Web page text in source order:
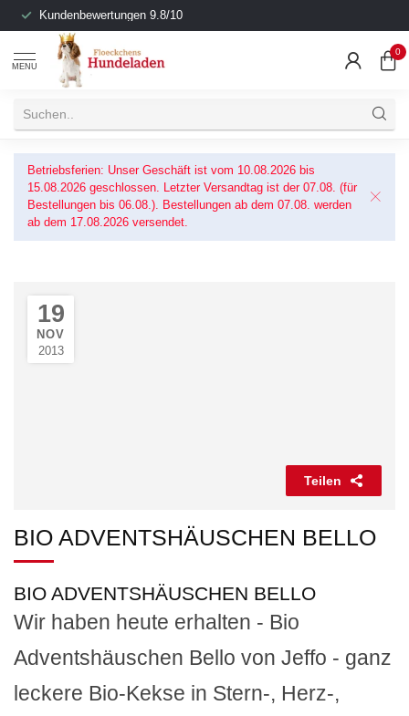
Kundenbewertungen 9.8/10
MENU
0
Betriebsferien: Unser Geschäft ist vom 10.08.2026 bis
15.08.2026 geschlossen. Letzter Versandtag ist der 07.08. (für
Bestellungen bis 06.08.). Bestellungen ab dem 07.08. werden
ab dem 17.08.2026 versendet.
19
NOV
2013
Teilen
BIO ADVENTSHÄUSCHEN BELLO
BIO ADVENTSHÄUSCHEN BELLO
Wir haben heute erhalten - Bio
Adventshäuschen Bello von Jeffo - ganz
leckere Bio-Kekse in Stern-, Herz-,